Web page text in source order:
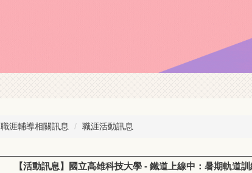
職涯輔導相關訊息 職涯活動訊息
【活動訊息】國立高雄科技大學 - 鐵道上線中：暑期軌道